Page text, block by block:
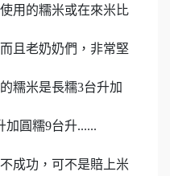
用的糯米或在來米比
且老奶奶們，非常堅
糯米是長糯3台升加
加圓糯9台升......
成功，可不是賠上米